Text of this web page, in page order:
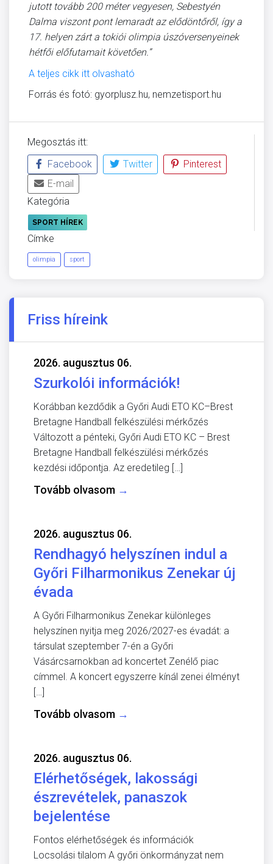
jutott tovább 200 méter vegyesen, Sebestyén
Dalma viszont pont lemaradt az elődöntőről, így a
17. helyen zárt a tokiói olimpia úszóversenyeinek
hétfői előfutamait követően.”
A teljes cikk itt olvasható
Forrás és fotó: gyorplusz.hu, nemzetisport.hu
Megosztás itt:
Facebook
Twitter
Pinterest
E-mail
Kategória
SPORT HÍREK
Címke
olimpia sport
Friss híreink
2026. augusztus 06.
Szurkolói információk!
Korábban kezdődik a Győri Audi ETO KC–Brest
Bretagne Handball felkészülési mérkőzés
Változott a pénteki, Győri Audi ETO KC – Brest
Bretagne Handball felkészülési mérkőzés
kezdési időpontja. Az eredetileg […]
Tovább olvasom →
2026. augusztus 06.
Rendhagyó helyszínen indul a
Győri Filharmonikus Zenekar új
évada
A Győri Filharmonikus Zenekar különleges
helyszínen nyitja meg 2026/2027-es évadát: a
társulat szeptember 7-én a Győri
Vásárcsarnokban ad koncertet Zenélő piac
címmel. A koncert egyszerre kínál zenei élményt
[…]
Tovább olvasom →
2026. augusztus 06.
Elérhetőségek, lakossági
észrevételek, panaszok
bejelentése
Fontos elérhetőségek és információk
Locsolási tilalom A győri önkormányzat nem